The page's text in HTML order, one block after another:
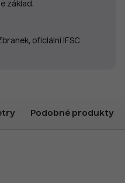
základ.
oficiální IFSC
Podobné produkty